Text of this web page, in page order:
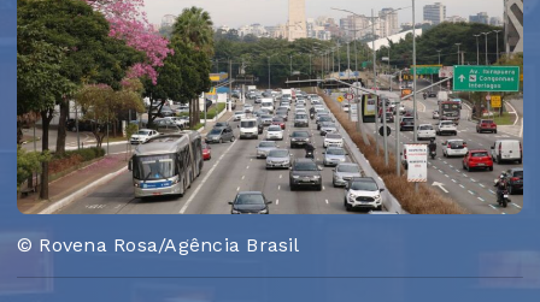
© Rovena Rosa/Agência Brasil